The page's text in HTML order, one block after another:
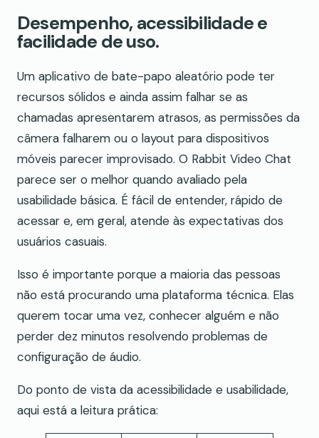
Desempenho, acessibilidade e
facilidade de uso.
Um aplicativo de bate-papo aleatório pode ter
recursos sólidos e ainda assim falhar se as
chamadas apresentarem atrasos, as permissões da
câmera falharem ou o layout para dispositivos
móveis parecer improvisado. O Rabbit Video Chat
parece ser o melhor quando avaliado pela
usabilidade básica. É fácil de entender, rápido de
acessar e, em geral, atende às expectativas dos
usuários casuais.
Isso é importante porque a maioria das pessoas
não está procurando uma plataforma técnica. Elas
querem tocar uma vez, conhecer alguém e não
perder dez minutos resolvendo problemas de
configuração de áudio.
Do ponto de vista da acessibilidade e usabilidade,
aqui está a leitura prática: